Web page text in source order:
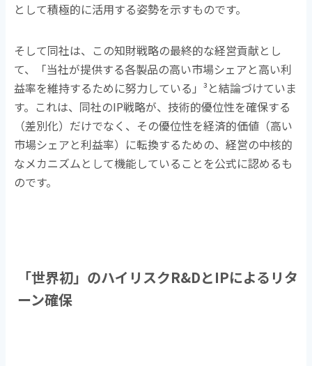
として積極的に活用する姿勢を示すものです。
そして同社は、この知財戦略の最終的な経営貢献とし
て、「当社が提供する各製品の高い市場シェアと高い利
益率を維持するために努力している」³と結論づけていま
す。これは、同社のIP戦略が、技術的優位性を確保する
（差別化）だけでなく、その優位性を経済的価値（高い
市場シェアと利益率）に転換するための、経営の中核的
なメカニズムとして機能していることを公式に認めるも
のです。
「世界初」のハイリスクR&DとIPによるリタ
ーン確保